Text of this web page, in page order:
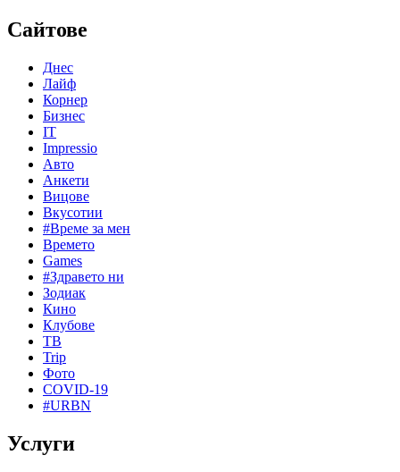
Сайтове
Днес
Лайф
Корнер
Бизнес
IT
Impressio
Авто
Анкети
Вицове
Вкусотии
#Време за мен
Времето
Games
#Здравето ни
Зодиак
Кино
Клубове
ТВ
Trip
Фото
COVID-19
#URBN
Услуги